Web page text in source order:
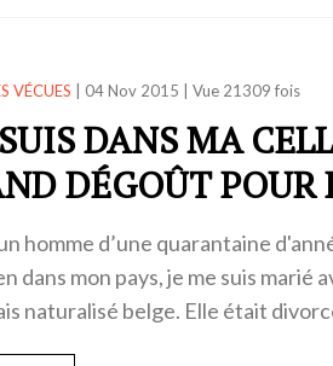
VÉCUES 04 Nov 2015 Vue 21309 fois
DANS MA
DÉGOÛT POUR
homme d’une quarantaine
dans mon pays, je me suis marié
naturalisé belge. Elle était